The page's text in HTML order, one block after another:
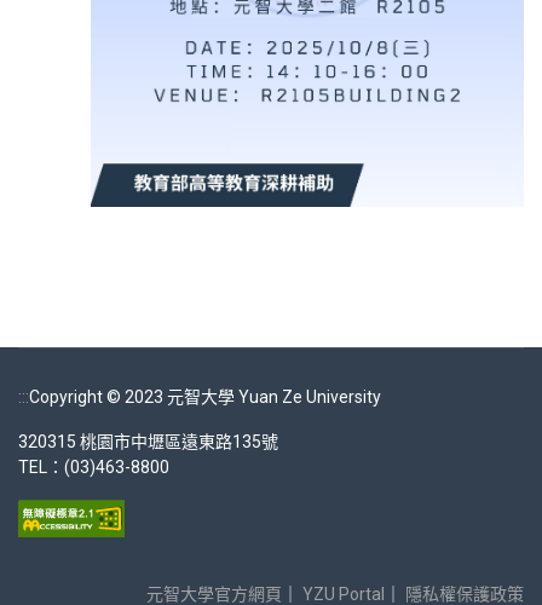
:::Copyright © 2023 元智大學 Yuan Ze University
320315 桃園市中壢區遠東路135號
TEL：(03)463-8800
元智大學官方網頁 YZU Portal 隱私權保護政策